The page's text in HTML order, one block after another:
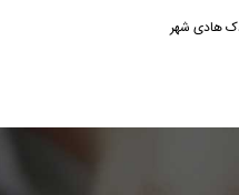
مدرس این کارگاه در روز یکشنبه ۶ خرداد ۹۷ از ساعت ۱۷ تا ۱۹ در مهد کودک هادی شهر